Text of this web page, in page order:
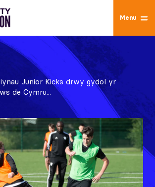
Menu
Junior Kicks drwy gydol yr
de Cymru...